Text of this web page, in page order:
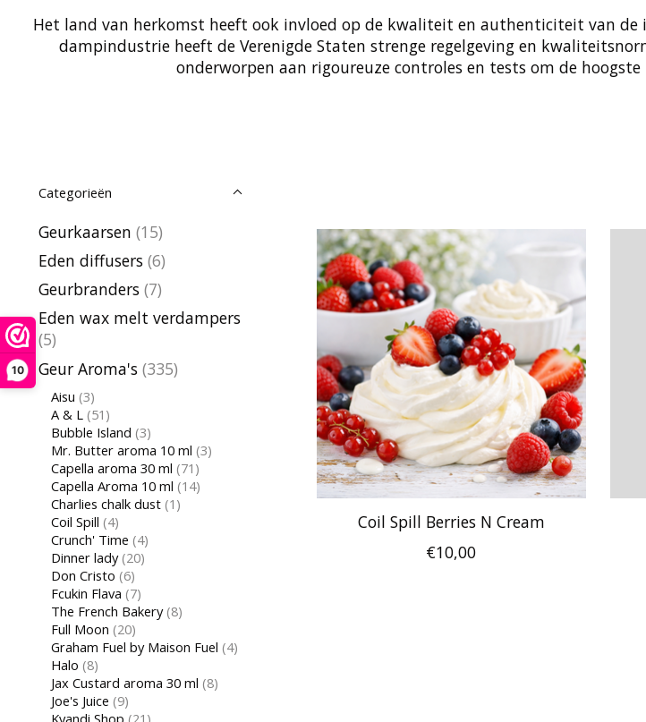
10
Het land van herkomst heeft ook invloed op de kwaliteit en authenticiteit van
dampindustrie heeft de Verenigde Staten strenge regelgeving en
onderworpen aan rigoureuze controles en tests om de
Categorieën
Geurkaarsen (15)
Eden diffusers (6)
Geurbranders (7)
Eden wax melt verdampers
(5)
Geur Aroma's (335)
Aisu (3)
A & L (51)
Bubble Island (3)
Mr. Butter aroma 10 ml (3)
Capella aroma 30 ml (71)
Capella Aroma 10 ml (14)
Charlies chalk dust (1)
Coil Spill (4)
Crunch' Time (4)
Dinner lady (20)
Don Cristo (6)
Fcukin Flava (7)
The French Bakery (8)
Full Moon (20)
Graham Fuel by Maison Fuel (4)
Halo (8)
Jax Custard aroma 30 ml (8)
Joe's Juice (9)
Kyandi Shop (21)
Coil Spill Berries N Cream
€10,00